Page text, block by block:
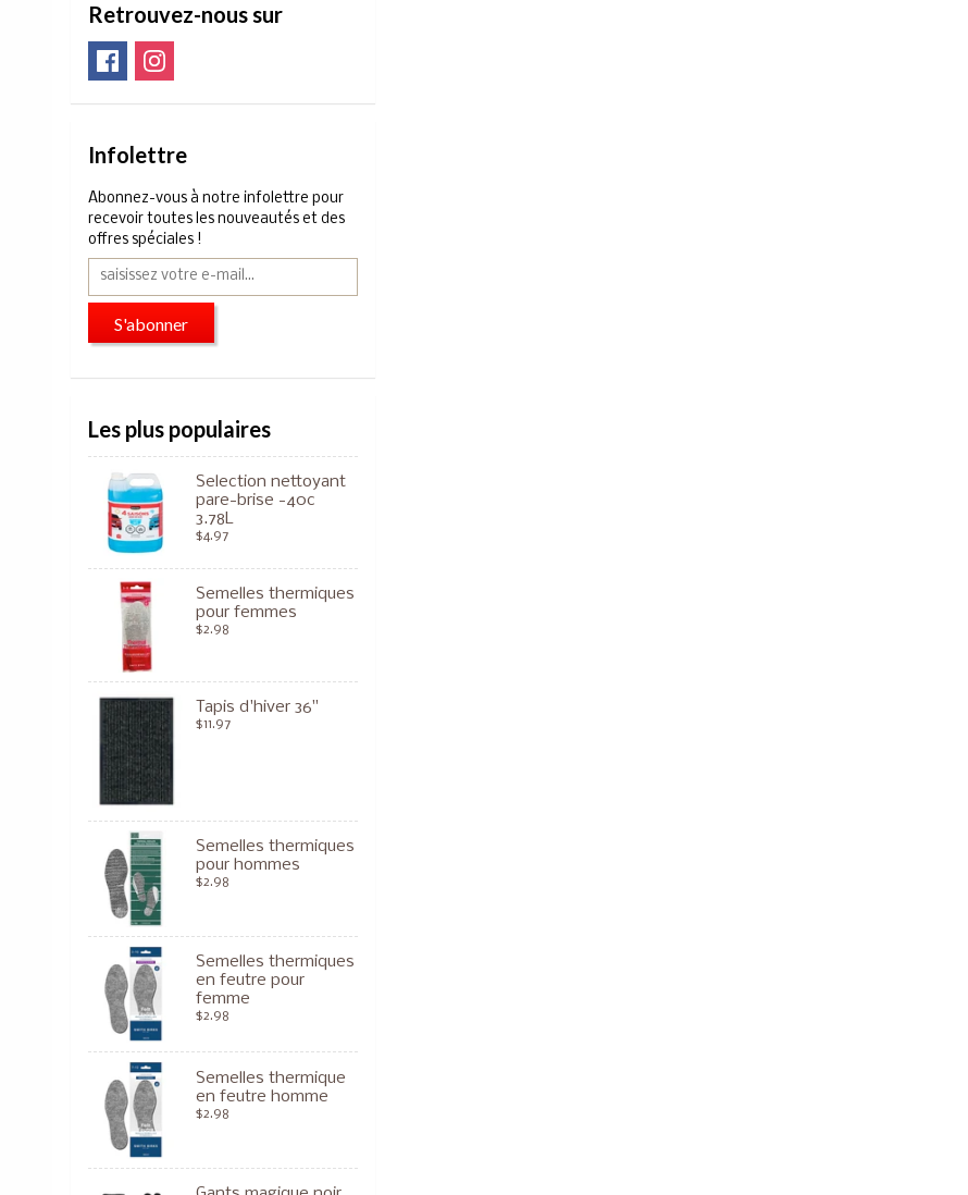
Retrouvez-nous sur
Infolettre
Abonnez-vous à notre infolettre pour
recevoir toutes les nouveautés et des
offres spéciales !
S'abonner
Les plus populaires
Selection nettoyant
pare-brise -40c
3.78L
$4.97
Semelles thermiques
pour femmes
$2.98
Tapis d'hiver 36"
$11.97
Semelles thermiques
pour hommes
$2.98
Semelles thermiques
en feutre pour
femme
$2.98
Semelles thermique
en feutre homme
$2.98